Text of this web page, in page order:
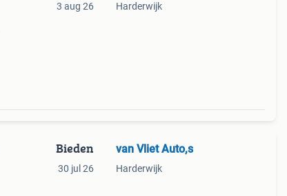
3 aug 26 Harderwijk
Bieden
30 jul 26
van Vliet Auto,s
Harderwijk